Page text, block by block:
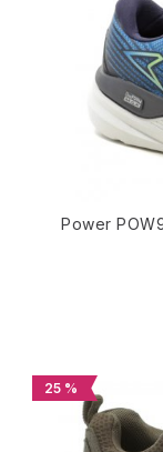
Power
25 %